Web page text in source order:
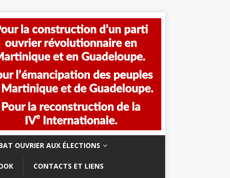
OUVRIER AUX ÉLECTIONS
CONTACTS ET LIENS